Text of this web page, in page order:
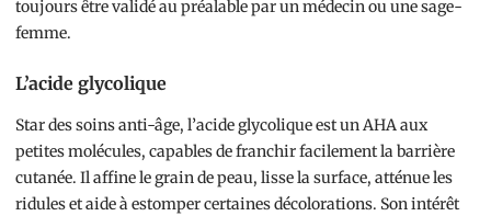
toujours être validé au préalable par un médecin ou une sage-
femme.
L’acide glycolique
Star des soins anti-âge, l’acide glycolique est un AHA aux
petites molécules, capables de franchir facilement la barrière
cutanée. Il affine le grain de peau, lisse la surface, atténue les
ridules et aide à estomper certaines décolorations. Son intérêt